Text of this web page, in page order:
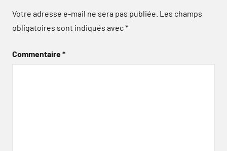
Votre adresse e-mail ne sera pas publiée. Les champs
obligatoires sont indiqués avec*
Commentaire*